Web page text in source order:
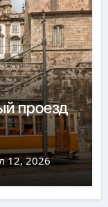
проезд
12, 2026